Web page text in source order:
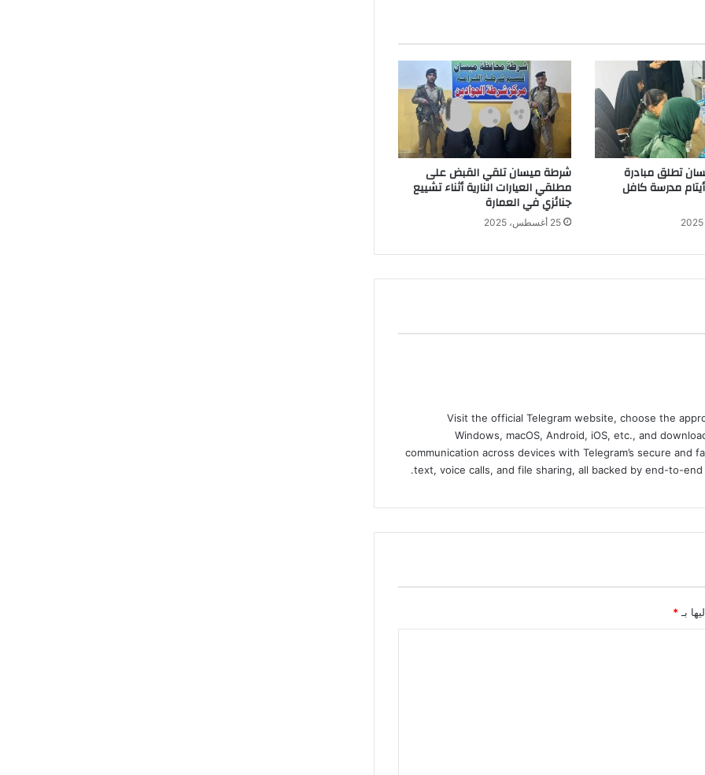
تطلق مبادرة
مدرسة كافل
شرطة ميسان تلقي القبض على
مطلقي العيارات النارية أثناء تشييع
جنائزي في العمارة
25 أغسطس، 2025
Visit the official Telegram website, choose the
Windows, macOS, Android, iOS, etc., and
communication across devices with Telegram’s secure and
text, voice calls, and file sharing, all backed by end-to-
بـ*